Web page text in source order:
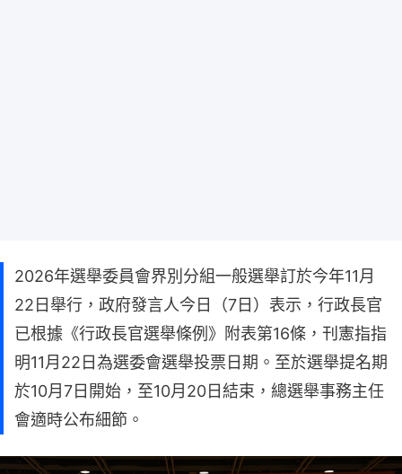
2026年選舉委員會界別分組一般選舉訂於今年11月
22日舉行，​政府發言人今日（7日）表示，行政長官
已根據《行政長官選舉條例》附表第16條，刊憲指指
明11月22日為選委會選舉投票日期。至於選舉提名期
於10月7日開始，至10月20日結束，總選舉事務主任
會適時公布細節。